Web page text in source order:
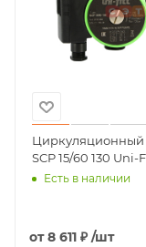
Циркуляционный
SCP 15/60 130 Uni-
Есть в наличии
от8 611 ₽ /шт